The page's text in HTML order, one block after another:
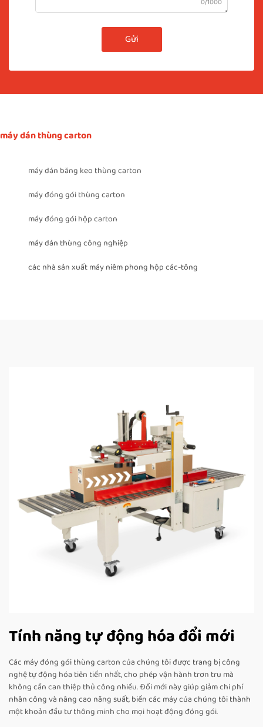
Gửi
máy dán thùng carton
máy dán băng keo thùng carton
máy đóng gói thùng carton
máy đóng gói hộp carton
máy dán thùng công nghiệp
các nhà sản xuất máy niêm phong hộp các-tông
Tính năng tự động hóa đổi mới
Các máy đóng gói thùng carton của chúng tôi được trang bị công
nghệ tự động hóa tiên tiến nhất, cho phép vận hành trơn tru mà
không cần can thiệp thủ công nhiều. Đổi mới này giúp giảm chi phí
nhân công và nâng cao năng suất, biến các máy của chúng tôi thành
một khoản đầu tư thông minh cho mọi hoạt động đóng gói.